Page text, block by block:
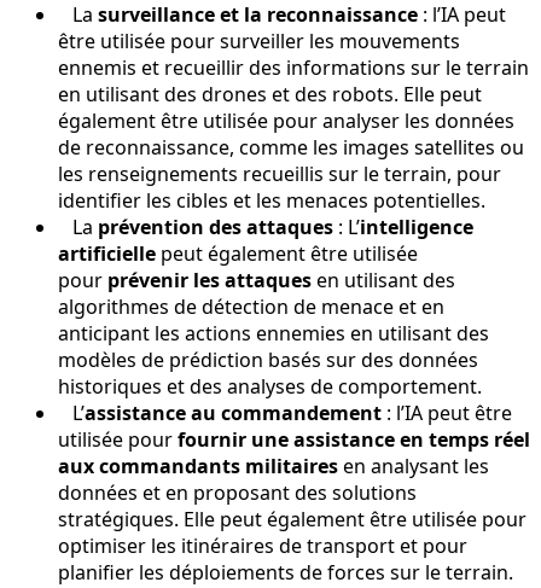
La surveillance et la reconnaissance : l’IA peut
être utilisée pour surveiller les mouvements
ennemis et recueillir des informations sur le terrain
en utilisant des drones et des robots. Elle peut
également être utilisée pour analyser les données
de reconnaissance, comme les images satellites ou
les renseignements recueillis sur le terrain, pour
identifier les cibles et les menaces potentielles.
La prévention des attaques : L’intelligence
artificielle peut également être utilisée
pour prévenir les attaquesen utilisant des
algorithmes de détection de menace et en
anticipant les actions ennemies en utilisant des
modèles de prédiction basés sur des données
historiques et des analyses de comportement.
L’assistance au commandement : l’IA peut être
utilisée pourfournir une assistance en temps réel
aux commandants militairesen analysant les
données et en proposant des solutions
stratégiques. Elle peut également être utilisée pour
optimiser les itinéraires de transport et pour
planifier les déploiements de forces sur le terrain.